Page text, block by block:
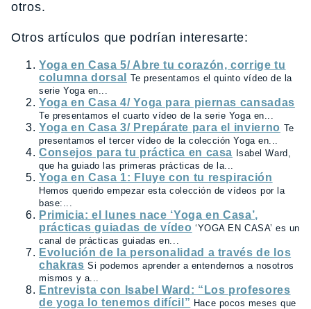
otros.
Otros artículos que podrían interesarte:
Yoga en Casa 5/ Abre tu corazón, corrige tu
columna dorsal
Te presentamos el quinto vídeo de la
serie Yoga en...
Yoga en Casa 4/ Yoga para piernas cansadas
Te presentamos el cuarto vídeo de la serie Yoga en...
Yoga en Casa 3/ Prepárate para el invierno Te
presentamos el tercer vídeo de la colección Yoga en...
Consejos para tu práctica en casa
Isabel Ward,
que ha guiado las primeras prácticas de la...
Yoga en Casa 1: Fluye con tu respiración
Hemos querido empezar esta colección de vídeos por la
base:...
Primicia: el lunes nace ‘Yoga en Casa’,
prácticas guiadas de vídeo ‘YOGA EN CASA’ es un
canal de prácticas guiadas en...
Evolución de la personalidad a través de los
chakras Si podemos aprender a entendernos a nosotros
mismos y a...
Entrevista con Isabel Ward: “Los profesores
de yoga lo tenemos difícil” Hace pocos meses que